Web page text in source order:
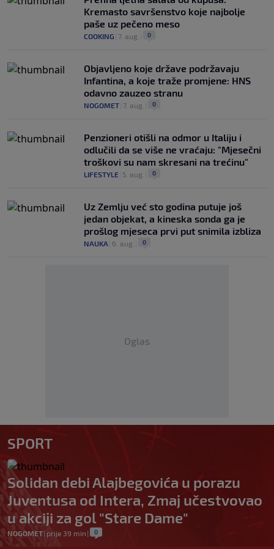
Kremasto savršenstvo koje najbolje
paše uz pečeno meso
COOKING 7. aug. 0
Objavljeno koje države podržavaju
Infantina, a koje traže promjene: HNS
odavno zauzeo stranu
NOGOMET 7. aug. 0
Penzioneri otišli na odmor u Italiju i
odlučili da se više ne vraćaju: "Mjesečni
troškovi su nam skresani na trećinu"
LIFESTYLE 5. aug. 0
Uz Zemlju već sto godina putuje još
jedan objekat, a kineska sonda ga je
prošlog mjeseca prvi put snimila izbliza
NAUKA 6. aug. 0
Oglas
SPORT
Solidan debi Alajbegovića u porazu
Juventusa od Intera, Zmaj učestvovao
u akciji za gol "Stare Dame"
NOGOMET| prije 39 min | 0